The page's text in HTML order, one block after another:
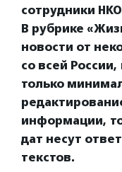
сотрудники
В рубрике
новости от
со всей
только
информации,
дат несут
текстов.